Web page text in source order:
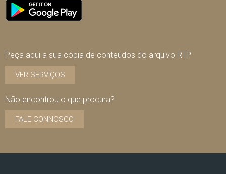
Peça aqui a sua cópia de conteúdos do arquivo RTP
VER SERVIÇOS
Não encontrou o que procura?
FALE CONNOSCO